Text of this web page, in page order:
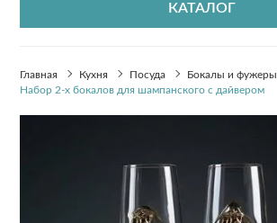
КАТАЛОГ
Главная Кухня Посуда
Бокалы и фужеры
Набор 2-х бокалов для шампанского с дайвером